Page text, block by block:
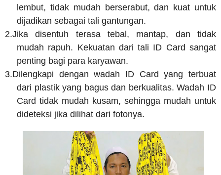
lembut, tidak mudah berserabut, dan kuat untuk
dijadikan sebagai tali gantungan.
2.Jika disentuh terasa tebal, mantap, dan tidak
mudah rapuh. Kekuatan dari tali ID Card sangat
penting bagi para karyawan.
3.Dilengkapi dengan wadah ID Card yang terbuat
dari plastik yang bagus dan berkualitas. Wadah ID
Card tidak mudah kusam, sehingga mudah untuk
dideteksi jika dilihat dari fotonya.